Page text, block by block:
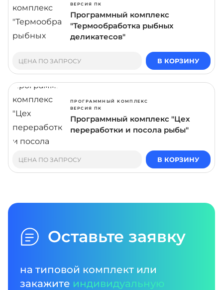
ВЕРСИЯ ПК
Программный комплекс
"Термообработка рыбных
деликатесов"
ЦЕНА ПО ЗАПРОСУ В КОРЗИНУ
ПРОГРАММНЫЙ КОМПЛЕКС
ВЕРСИЯ ПК
Программный комплекс "Цех
переработки и посола рыбы"
ЦЕНА ПО ЗАПРОСУ В КОРЗИНУ
Оставьте заявку
на типовой комплект или
закажите индивидуальную